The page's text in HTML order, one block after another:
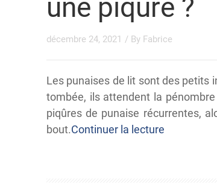
une piqûre ?
décembre 24, 2021 / By Fabrice
Les punaises de lit sont des petits
tombée, ils attendent la
piqûres de punaise récurrentes,
bout.Continuer la lecture